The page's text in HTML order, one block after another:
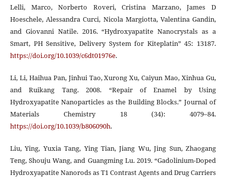
Lelli, Marco, Norberto Roveri, Cristina Marzano, James D
Hoeschele, Alessandra Curci, Nicola Margiotta, Valentina Gandin,
and Giovanni Natile. 2016. “Hydroxyapatite Nanocrystals as a
Smart, PH Sensitive, Delivery System for Kiteplatin” 45: 13187.
https://doi.org/10.1039/c6dt01976e.
Li, Li, Haihua Pan, Jinhui Tao, Xurong Xu, Caiyun Mao, Xinhua Gu,
and Ruikang Tang. 2008. “Repair of Enamel by Using
Hydroxyapatite Nanoparticles as the Building Blocks.” Journal of
Materials Chemistry 18 (34): 4079–84.
https://doi.org/10.1039/b806090h.
Liu, Ying, Yuxia Tang, Ying Tian, Jiang Wu, Jing Sun, Zhaogang
Teng, Shouju Wang, and Guangming Lu. 2019. “Gadolinium-Doped
Hydroxyapatite Nanorods as T1 Contrast Agents and Drug Carriers